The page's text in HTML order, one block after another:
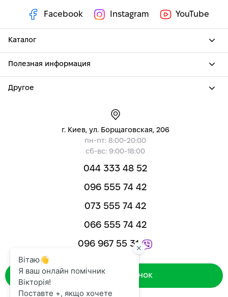
Facebook Instagram YouTube
Каталог
Полезная информация
Другое
г. Киев, ул. Борщаговская, 206
пн-пт: 8:00-20:00
сб-вс: 9:00-18:00
044 333 48 52
096 555 74 42
073 555 74 42
066 555 74 42
096 967 55 31
Зворотний дзвінок